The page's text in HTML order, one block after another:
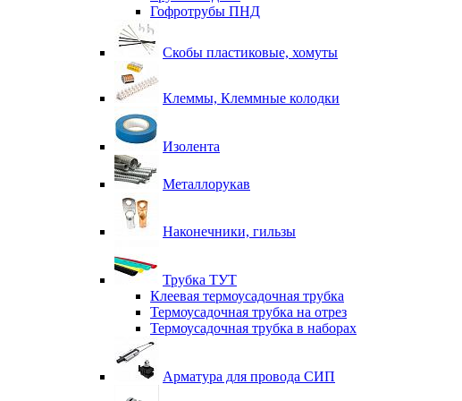
Гофротрубы ПНД
Скобы пластиковые, хомуты
Клеммы, Клеммные колодки
Изолента
Металлорукав
Наконечники, гильзы
Трубка ТУТ
Клеевая термоусадочная трубка
Термоусадочная трубка на отрез
Термоусадочная трубка в наборах
Арматура для провода СИП